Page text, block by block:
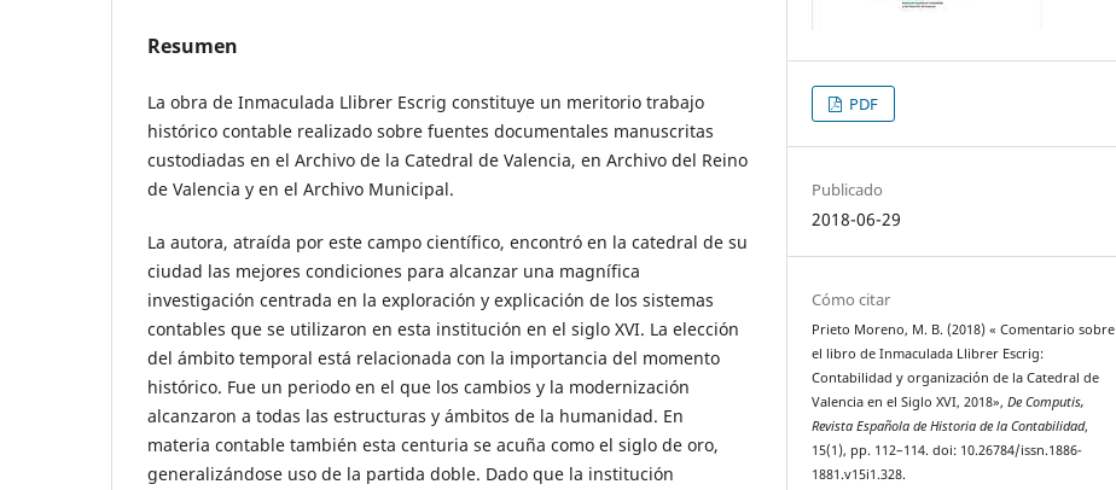
Resumen
La obra de Inmaculada Llibrer Escrig constituye un meritorio trabajo
histórico contable realizado sobre fuentes documentales manuscritas
custodiadas en el Archivo de la Catedral de Valencia, en Archivo del Reino
de Valencia y en el Archivo Municipal.
La autora, atraída por este campo científico, encontró en la catedral de su
ciudad las mejores condiciones para alcanzar una magnífica
investigación centrada en la exploración y explicación de los sistemas
contables que se utilizaron en esta institución en el siglo XVI. La elección
del ámbito temporal está relacionada con la importancia del momento
histórico. Fue un periodo en el que los cambios y la modernización
alcanzaron a todas las estructuras y ámbitos de la humanidad. En
materia contable también esta centuria se acuña como el siglo de oro,
generalizándose uso de la partida doble. Dado que la institución
PDF
Publicado
2018-06-29
Cómo citar
Prieto Moreno, M. B. (2018) « Comentario sobre
el libro de Inmaculada Llibrer Escrig:
Contabilidad y organización de la Catedral de
Valencia en el Siglo XVI, 2018»,De Computis,
Revista Española de Historia de la Contabilidad,
15(1), pp. 112–114. doi: 10.26784/issn.1886-
1881.v15i1.328.